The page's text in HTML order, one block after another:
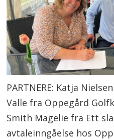
PARTNERE: Katja
Valle fra Oppegård
Smith Magelie fra Ett
avtaleinngåelse hos